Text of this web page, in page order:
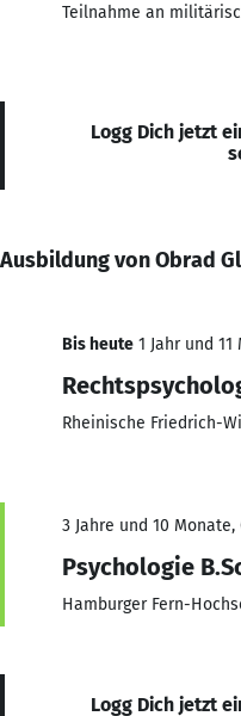
Teilnahme an
Logg Dich jetzt
Ausbildung von Obrad
Bis heute 1 Jahr und
Rheinische Friedrich-
3 Jahre und 10
Psychologie
Hamburger Fern-
Logg Dich jetzt